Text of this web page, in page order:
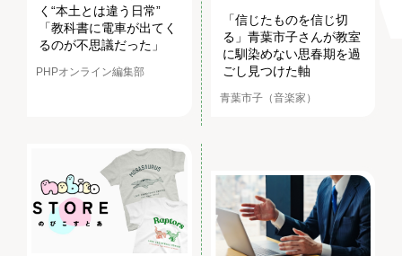
く“本土とは違う日常”
「教科書に電車が出てく
るのが不思議だった」
PHPオンライン編集部
「信じたものを信じ切
る」青葉市子さんが教室
に馴染めない思春期を過
ごし見つけた軸
青葉市子（音楽家）